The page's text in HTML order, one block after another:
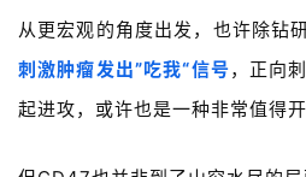
从更宏观的角度出发，也许除钻
刺激肿瘤发出”吃我“信号，正向
起进攻，或许也是一种非常值得